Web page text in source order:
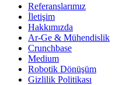
Referanslarımız
İletişim
Hakkımızda
Ar-Ge & Mühendislik
Crunchbase
Medium
Robotik Dönüşüm
Gizlilik Politikası